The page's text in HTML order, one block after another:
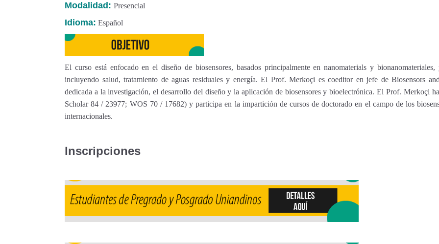
Modalidad: Presencial
Idioma: Español
El curso está enfocado en el diseño de biosensores, basados principalmente en nanomaterials y
incluyendo salud, tratamiento de aguas residuales y energía. El Prof. Merkoçi es coeditor en jefe de Biosensors
dedicada a la investigación, el desarrollo del diseño y la aplicación de biosensores y bioelectrónica. El Prof. Merkoçi
Scholar 84 / 23977; WOS 70 / 17682) y participa en la impartición de cursos de doctorado en el campo de los
internacionales.
Inscripciones